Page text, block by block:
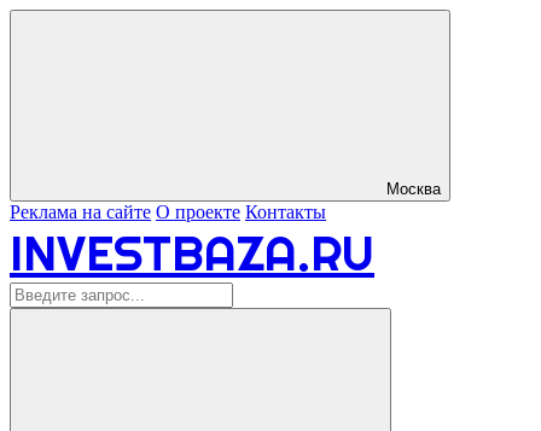
Москва
Реклама на сайте О проекте Контакты
INVESTBAZA.RU